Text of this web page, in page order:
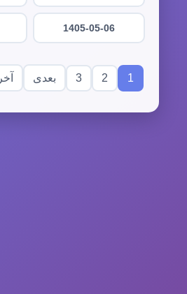
1405-05-06
1
2
3 بعدی آخر